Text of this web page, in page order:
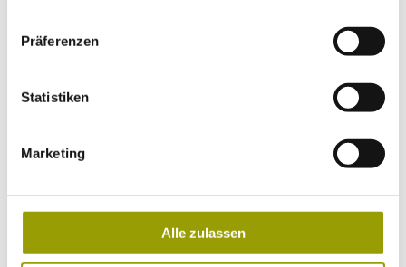
Präferenzen
Statistiken
Marketing
Alle zulassen
und Ziele